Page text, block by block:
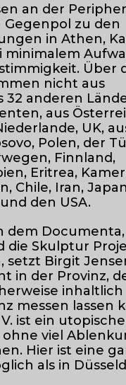
an der
zu den
in Athen,
minimalem
Über
nicht aus
32 anderen
aus
UK,
Polen, der
Finnland,
Eritrea,
Chile, Iran,
den USA.
dem
die Skulptur
setzt Birgit
in der Provinz,
messen lassen
ist ein
viel
Hier ist eine
als in